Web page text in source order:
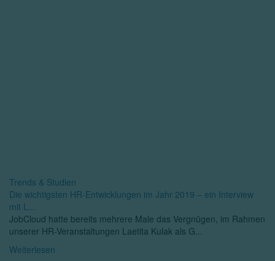
Trends & Studien
Die wichtigsten HR-Entwicklungen im Jahr 2019 – ein Interview
mit L...
JobCloud hatte bereits mehrere Male das Vergnügen, im Rahmen
unserer HR-Veranstaltungen Laetita Kulak als G...
Weiterlesen